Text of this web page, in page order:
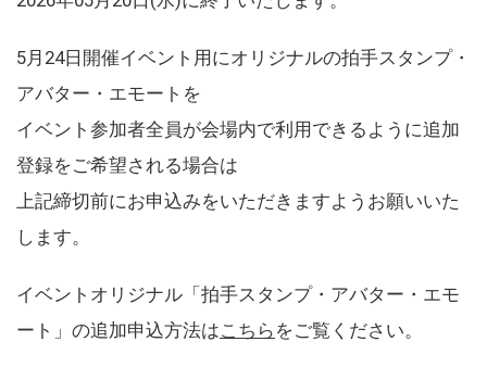
5月24日開催イベント用にオリジナルの拍手スタンプ・
アバター・エモートを
イベント参加者全員が会場内で利用できるように追加
登録をご希望される場合は
上記締切前にお申込みをいただきますようお願いいた
します。
イベントオリジナル「拍手スタンプ・アバター・エモ
ート」の追加申込方法はこちら をご覧ください。